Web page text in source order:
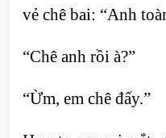
vẻ chê bai: “Anh
“Chê anh rồi à?”
“Ừm, em chê đấy.”